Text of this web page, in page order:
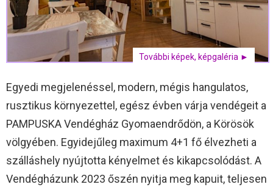
További képek, képgaléria ►
Egyedi megjelenéssel, modern, mégis hangulatos,
rusztikus környezettel, egész évben várja vendégeit a
PAMPUSKA Vendégház Gyomaendrődön, a Körösök
völgyében. Egyidejűleg maximum 4+1 fő élvezheti a
szálláshely nyújtotta kényelmet és kikapcsolódást. A
Vendégházunk 2023 őszén nyitja meg kapuit, teljesen